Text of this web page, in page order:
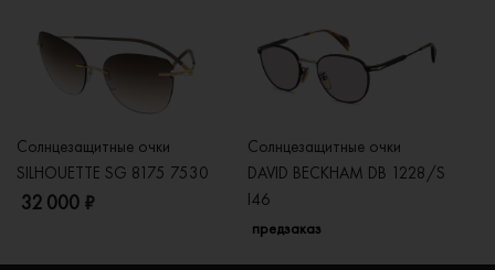
Солнцезащитные очки
SILHOUETTE SG 8175 7530
32 000 ₽
Солнцезащитные очки
DAVID BECKHAM DB 1228/S
I46
предзаказ